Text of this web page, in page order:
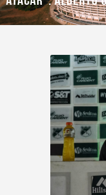
PQRS
TIENDA